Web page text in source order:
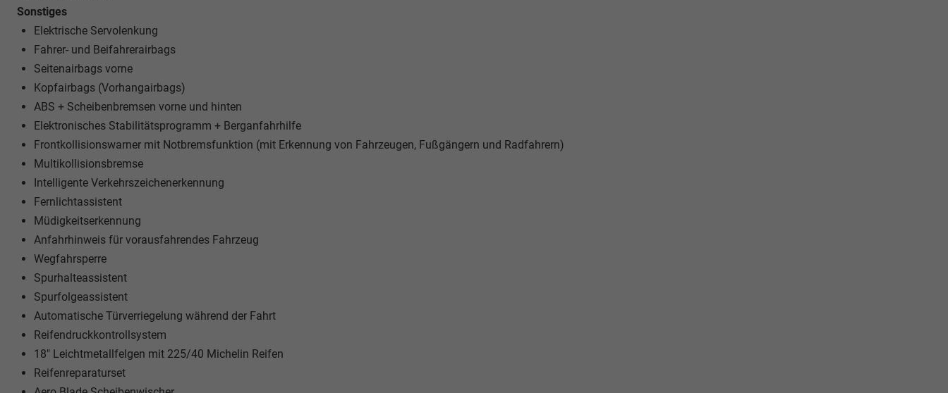
Sonstiges
Elektrische Servolenkung
Fahrer- und Beifahrerairbags
Seitenairbags vorne
Kopfairbags (Vorhangairbags)
ABS + Scheibenbremsen vorne und hinten
Elektronisches Stabilitätsprogramm + Berganfahrhilfe
Frontkollisionswarner mit Notbremsfunktion (mit Erkennung von Fahrzeugen, Fußgängern und Radfahrern)
Multikollisionsbremse
Intelligente Verkehrszeichenerkennung
Fernlichtassistent
Müdigkeitserkennung
Anfahrhinweis für vorausfahrendes Fahrzeug
Wegfahrsperre
Spurhalteassistent
Spurfolgeassistent
Automatische Türverriegelung während der Fahrt
Reifendruckkontrollsystem
18" Leichtmetallfelgen mit 225/40 Michelin Reifen
Reifenreparaturset